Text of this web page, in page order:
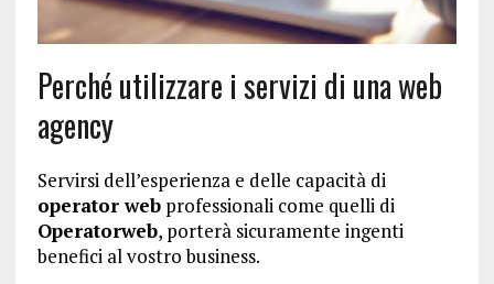
Perché utilizzare i servizi di una web
agency
Servirsi dell’esperienza e delle capacità di
operator webprofessionali come quelli di
Operatorweb, porterà sicuramente ingenti
benefici al vostro business.